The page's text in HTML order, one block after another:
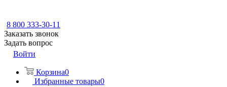
8 800 333-30-11
Заказать звонок
Задать вопрос
Войти
Корзина0
Избранные товары0